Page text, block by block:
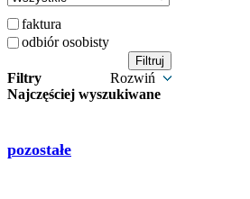
faktura
odbiór osobisty
Filtry
Rozwiń
Najczęściej wyszukiwane
pozostałe